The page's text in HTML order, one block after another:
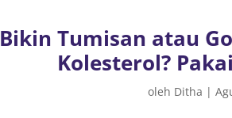
Bikin Tumisan atau
Kolesterol?
oleh Ditha |